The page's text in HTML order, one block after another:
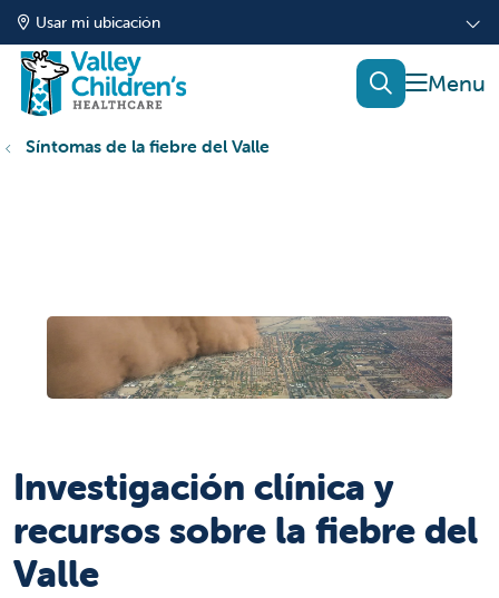
Usar mi ubicación
mostrar
buscar
Síntomas de la fiebre del Valle
Investigación clínica y
recursos sobre la fiebre del
Valle